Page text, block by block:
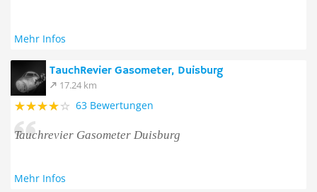
Mehr Infos
TauchRevier Gasometer, Duisburg
17.24 km
63 Bewertungen
Tauchrevier Gasometer Duisburg
Mehr Infos